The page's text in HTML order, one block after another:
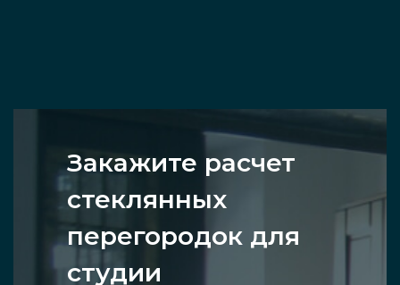
Каркасные и бескаркасные. Первые
помимо стекла имеют раму,
сделанную из металла (обычно
алюминиевую), что помогает
дополнительно усилить прочность,
плюс лучше вписать конструкцию в
Закажите расчет
стеклянных
перегородок для
студии